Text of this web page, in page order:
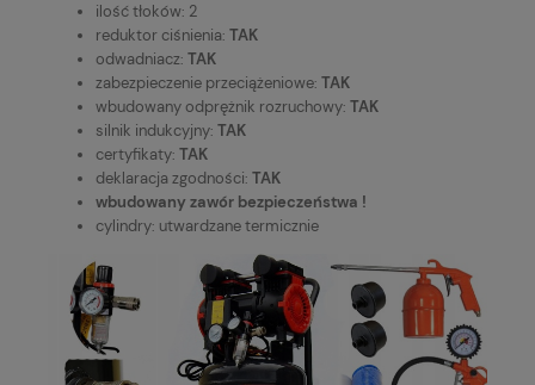
ilość tłoków: 2
reduktor ciśnienia: TAK
odwadniacz: TAK
zabezpieczenie przeciążeniowe: TAK
wbudowany odprężnik rozruchowy: TAK
silnik indukcyjny: TAK
certyfikaty: TAK
deklaracja zgodności: TAK
wbudowany zawór bezpieczeństwa !
cylindry: utwardzane termicznie